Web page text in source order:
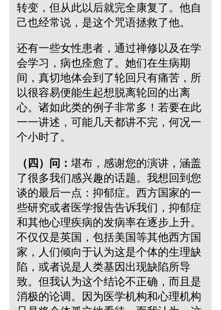
转变，但从此以后就完全康复了。他自
己也经常说，是这个咒语拯救了他。
还有一些女性患者，通过禅修以及在学
会学习，病也痊愈了。她们在生病期
间，真切地体会到了轮回只有痛苦，所
以很容易便能生起想脱离轮回的出离
心。诸如此类的例子非常多！若要在此
一一讲述，可能几天都讲不完，何况一
个小时了。
（四）问： 堪布，感谢您的演讲，涵盖
了很多我们感兴趣的话题。我想回到您
谈的最后一点：抑郁症。西方国家的一
些研究或者医学报告告诉我们，抑郁症
和其他心理疾病的发病率在逐步上升。
不仅仅是英国，包括美国等其他西方国
家，人们倾向于认为这是个体的生理缺
陷，或者说是人类基因出现缺陷所导
致。但我认为这个结论不正确，而且是
消极的论调。因为医学机构和心理机构